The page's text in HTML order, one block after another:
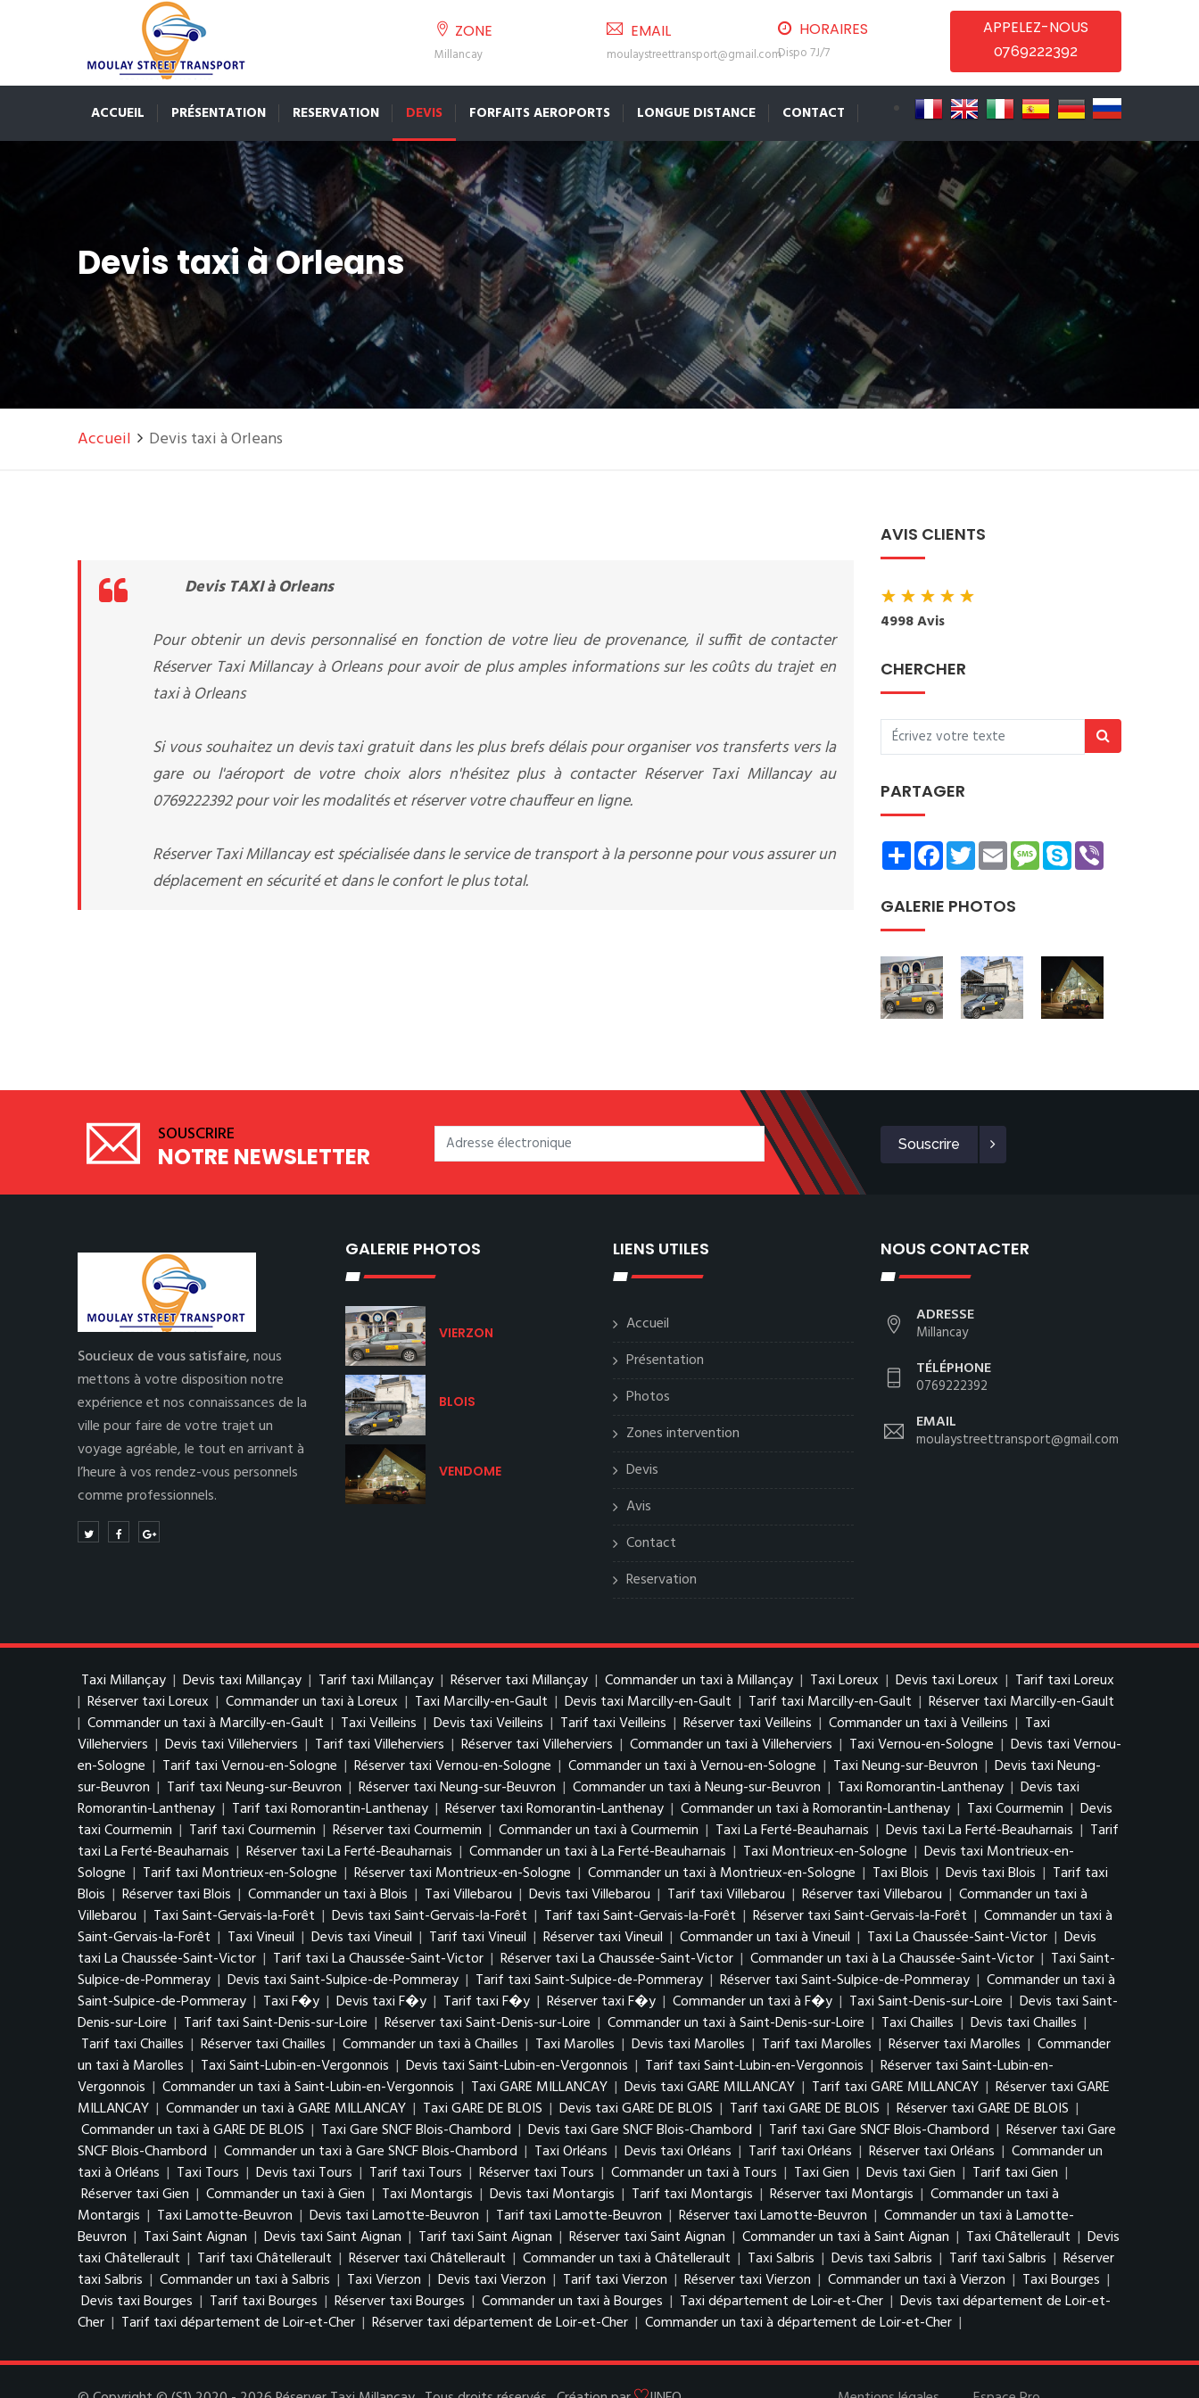
ZONE
Millancay
EMAIL
moulaystreettransport@gmail.com
HORAIRES
Dispo 7J/7
APPELEZ-NOUS
0769222392
ACCUEIL PRÉSENTATION RESERVATION DEVIS FORFAITS AEROPORTS LONGUE DISTANCE CONTACT
Devis taxi à Orleans
Accueil Devis taxi à Orleans
Devis TAXI à Orleans
Pour obtenir un devis personnalisé en fonction de votre lieu de provenance, il suffit de contacter
Réserver Taxi Millancay à Orleans pour avoir de plus amples informations sur les coûts du trajet en
taxi à Orleans
Si vous souhaitez un devis taxi gratuit dans les plus brefs délais pour organiser vos transferts vers la
gare ou l'aéroport de votre choix alors n'hésitez plus à contacter Réserver Taxi Millancay au
0769222392 pour voir les modalités et réserver votre chauffeur en ligne.
Réserver Taxi Millancay est spécialisée dans le service de transport à la personne pour vous assurer un
déplacement en sécurité et dans le confort le plus total.
AVIS CLIENTS
★★★★★
4998 Avis
CHERCHER
PARTAGER
ShareFacebookTwitterEmailMessage
Skype
GALERIE PHOTOS
SOUSCRIRE
NOTRE NEWSLETTER Souscrire
Soucieux de vous satisfaire,nous
mettons à votre disposition notre
expérience et nos connaissances de la
ville pour faire de votre trajet un
voyage agréable, le tout en arrivant à
l’heure à vos rendez-vous personnels
comme professionnels.
GALERIE PHOTOS
VIERZON
BLOIS
VENDOME
LIENS UTILES
Accueil
Présentation
Photos
Zones intervention
Devis
Avis
Contact
Reservation
NOUS CONTACTER
ADRESSE
Millancay
TÉLÉPHONE
0769222392
EMAIL
moulaystreettransport@gmail.com
Taxi Millançay | Devis taxi Millançay | Tarif taxi Millançay | Réserver taxi Millançay | Commander un taxi à Millançay | Taxi Loreux | Devis taxi Loreux | Tarif taxi Loreux
| Réserver taxi Loreux | Commander un taxi à Loreux | Taxi Marcilly-en-Gault | Devis taxi Marcilly-en-Gault | Tarif taxi Marcilly-en-Gault | Réserver taxi Marcilly-en-Gault
| Commander un taxi à Marcilly-en-Gault | Taxi Veilleins | Devis taxi Veilleins | Tarif taxi Veilleins | Réserver taxi Veilleins | Commander un taxi à Veilleins | Taxi
Villeherviers | Devis taxi Villeherviers | Tarif taxi Villeherviers | Réserver taxi Villeherviers | Commander un taxi à Villeherviers | Taxi Vernou-en-Sologne | Devis taxi Vernou-
en-Sologne | Tarif taxi Vernou-en-Sologne | Réserver taxi Vernou-en-Sologne | Commander un taxi à Vernou-en-Sologne | Taxi Neung-sur-Beuvron | Devis taxi Neung-
sur-Beuvron | Tarif taxi Neung-sur-Beuvron | Réserver taxi Neung-sur-Beuvron | Commander un taxi à Neung-sur-Beuvron | Taxi Romorantin-Lanthenay | Devis taxi
Romorantin-Lanthenay | Tarif taxi Romorantin-Lanthenay | Réserver taxi Romorantin-Lanthenay | Commander un taxi à Romorantin-Lanthenay | Taxi Courmemin | Devis
taxi Courmemin | Tarif taxi Courmemin | Réserver taxi Courmemin | Commander un taxi à Courmemin | Taxi La Ferté-Beauharnais | Devis taxi La Ferté-Beauharnais | Tarif
taxi La Ferté-Beauharnais | Réserver taxi La Ferté-Beauharnais | Commander un taxi à La Ferté-Beauharnais | Taxi Montrieux-en-Sologne | Devis taxi Montrieux-en-
Sologne | Tarif taxi Montrieux-en-Sologne | Réserver taxi Montrieux-en-Sologne | Commander un taxi à Montrieux-en-Sologne | Taxi Blois | Devis taxi Blois | Tarif taxi
Blois | Réserver taxi Blois | Commander un taxi à Blois | Taxi Villebarou | Devis taxi Villebarou | Tarif taxi Villebarou | Réserver taxi Villebarou | Commander un taxi à
Villebarou | Taxi Saint-Gervais-la-Forêt | Devis taxi Saint-Gervais-la-Forêt | Tarif taxi Saint-Gervais-la-Forêt | Réserver taxi Saint-Gervais-la-Forêt | Commander un taxi à
Saint-Gervais-la-Forêt | Taxi Vineuil | Devis taxi Vineuil | Tarif taxi Vineuil | Réserver taxi Vineuil | Commander un taxi à Vineuil | Taxi La Chaussée-Saint-Victor | Devis
taxi La Chaussée-Saint-Victor | Tarif taxi La Chaussée-Saint-Victor | Réserver taxi La Chaussée-Saint-Victor | Commander un taxi à La Chaussée-Saint-Victor | Taxi Saint-
Sulpice-de-Pommeray | Devis taxi Saint-Sulpice-de-Pommeray | Tarif taxi Saint-Sulpice-de-Pommeray | Réserver taxi Saint-Sulpice-de-Pommeray | Commander un taxi à
Saint-Sulpice-de-Pommeray | Taxi F�y | Devis taxi F�y | Tarif taxi F�y | Réserver taxi F�y | Commander un taxi à F�y | Taxi Saint-Denis-sur-Loire | Devis taxi Saint-
Denis-sur-Loire | Tarif taxi Saint-Denis-sur-Loire | Réserver taxi Saint-Denis-sur-Loire | Commander un taxi à Saint-Denis-sur-Loire | Taxi Chailles | Devis taxi Chailles |
Tarif taxi Chailles | Réserver taxi Chailles | Commander un taxi à Chailles | Taxi Marolles | Devis taxi Marolles | Tarif taxi Marolles | Réserver taxi Marolles | Commander
un taxi à Marolles | Taxi Saint-Lubin-en-Vergonnois | Devis taxi Saint-Lubin-en-Vergonnois | Tarif taxi Saint-Lubin-en-Vergonnois | Réserver taxi Saint-Lubin-en-
Vergonnois | Commander un taxi à Saint-Lubin-en-Vergonnois | Taxi GARE MILLANCAY | Devis taxi GARE MILLANCAY | Tarif taxi GARE MILLANCAY | Réserver taxi GARE
MILLANCAY | Commander un taxi à GARE MILLANCAY | Taxi GARE DE BLOIS | Devis taxi GARE DE BLOIS | Tarif taxi GARE DE BLOIS | Réserver taxi GARE DE BLOIS |
Commander un taxi à GARE DE BLOIS | Taxi Gare SNCF Blois-Chambord | Devis taxi Gare SNCF Blois-Chambord | Tarif taxi Gare SNCF Blois-Chambord | Réserver taxi Gare
SNCF Blois-Chambord | Commander un taxi à Gare SNCF Blois-Chambord | Taxi Orléans | Devis taxi Orléans | Tarif taxi Orléans | Réserver taxi Orléans | Commander un
taxi à Orléans | Taxi Tours | Devis taxi Tours | Tarif taxi Tours | Réserver taxi Tours | Commander un taxi à Tours | Taxi Gien | Devis taxi Gien | Tarif taxi Gien |
Réserver taxi Gien | Commander un taxi à Gien | Taxi Montargis | Devis taxi Montargis | Tarif taxi Montargis | Réserver taxi Montargis | Commander un taxi à
Montargis | Taxi Lamotte-Beuvron | Devis taxi Lamotte-Beuvron | Tarif taxi Lamotte-Beuvron | Réserver taxi Lamotte-Beuvron | Commander un taxi à Lamotte-
Beuvron | Taxi Saint Aignan | Devis taxi Saint Aignan | Tarif taxi Saint Aignan | Réserver taxi Saint Aignan | Commander un taxi à Saint Aignan | Taxi Châtellerault | Devis
taxi Châtellerault | Tarif taxi Châtellerault | Réserver taxi Châtellerault | Commander un taxi à Châtellerault | Taxi Salbris | Devis taxi Salbris | Tarif taxi Salbris | Réserver
taxi Salbris | Commander un taxi à Salbris | Taxi Vierzon | Devis taxi Vierzon | Tarif taxi Vierzon | Réserver taxi Vierzon | Commander un taxi à Vierzon | Taxi Bourges |
Devis taxi Bourges | Tarif taxi Bourges | Réserver taxi Bourges | Commander un taxi à Bourges | Taxi département de Loir-et-Cher | Devis taxi département de Loir-et-
Cher | Tarif taxi département de Loir-et-Cher | Réserver taxi département de Loir-et-Cher | Commander un taxi à département de Loir-et-Cher |